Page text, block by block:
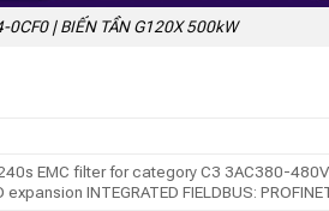
0CF0 | BIẾN TẦN G120X 500kW
EMC filter for category C3 3AC380-
INTEGRATED FIELDBUS: